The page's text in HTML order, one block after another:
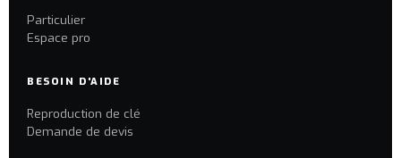
Particulier
Espace pro
BESOIN D'AIDE
Reproduction de clé
Demande de devis